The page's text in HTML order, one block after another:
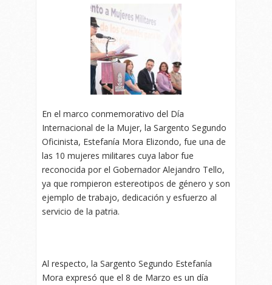
En el marco conmemorativo del Día
Internacional de la Mujer, la Sargento Segundo
Oficinista, Estefanía Mora Elizondo, fue una de
las 10 mujeres militares cuya labor fue
reconocida por el Gobernador Alejandro Tello,
ya que rompieron estereotipos de género y son
ejemplo de trabajo, dedicación y esfuerzo al
servicio de la patria.
Al respecto, la Sargento Segundo Estefanía
Mora expresó que el 8 de Marzo es un día